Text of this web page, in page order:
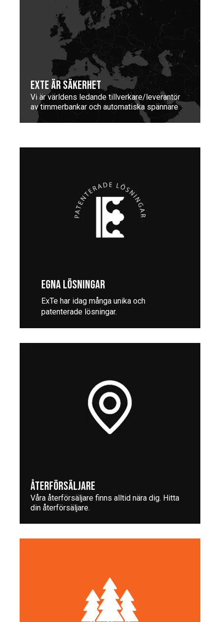
EXTE ÄR SÄKERHET
Vi är världens ledande tillverkare/leverantör
av timmerbankar och automatiska spännare
EGNA LÖSNINGAR
ExTe har idag många unika och
patenterade lösningar.
ÅTERFÖRSÄLJARE
Våra återförsäljare finns alltid nära dig. Hitta
din återförsäljare.